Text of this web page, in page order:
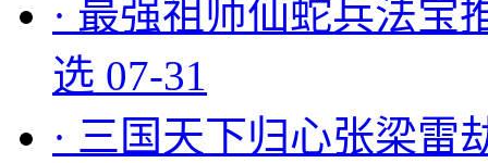
· 最强祖师仙蛇兵法宝
选 07-31
· 三国天下归心张梁雷